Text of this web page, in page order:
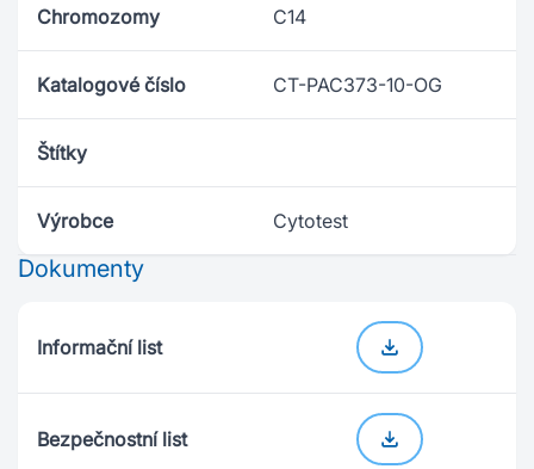
Chromozomy C14
Katalogové číslo CT-PAC373-10-OG
Štítky
Výrobce Cytotest
Dokumenty
Informační list
Bezpečnostní list